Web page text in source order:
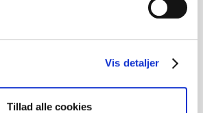
Vis detaljer
Tillad alle cookies
Gourmetophold